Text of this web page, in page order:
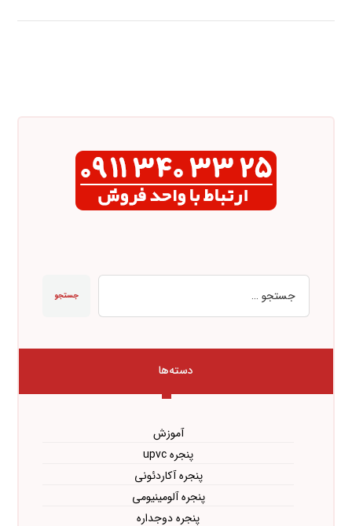
جستجو
دسته‌ها
آموزش
پنجره upvc
پنجره آکاردئونی
پنجره آلومینیومی
پنجره دوجداره